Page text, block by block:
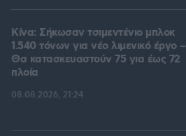
Κίνα: Σήκωσαν τσιμεντένιο μπλοκ
1.540 τόνων για νέο λιμενικό έργο –
Θα κατασκευαστούν 75 για έως 72
πλοία
08.08.2026, 21:24